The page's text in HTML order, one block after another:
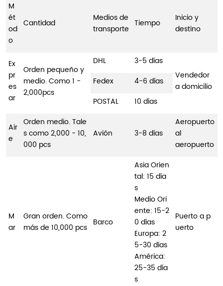
M
ét
od
o
Cantidad
Medios de
transporte
Tiempo
Inicio y
destino
Ex
pr
es
ar
Orden pequeño y
medio. Como 1 -
2,000pcs
DHL
3-5 días
Vendedor
a domicilio
Fedex
4-6 días
POSTAL
10 días
Air
e
Orden medio. Tale
s como 2,000 - 10,
000 pcs
Avión 3-8 días
Aeropuerto
al
aeropuerto
M
ar
Gran orden. Como
más de 10,000 pcs Barco
Asia Orien
tal: 15 día
s
Medio Ori
ente: 15-2
0 días
Europa: 2
5-30 días
América:
25-35 día
s
Puerto a p
uerto